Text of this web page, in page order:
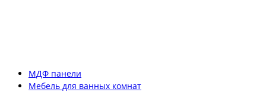
МДФ панели
Мебель для ванных комнат